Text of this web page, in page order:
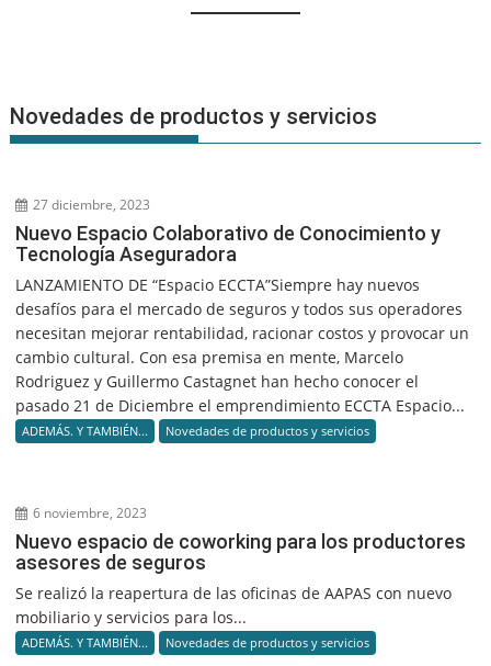
Novedades de productos y servicios
27 diciembre, 2023
Nuevo Espacio Colaborativo de Conocimiento y
Tecnología Aseguradora
LANZAMIENTO DE “Espacio ECCTA”Siempre hay nuevos
desafíos para el mercado de seguros y todos sus operadores
necesitan mejorar rentabilidad, racionar costos y provocar un
cambio cultural. Con esa premisa en mente, Marcelo
Rodriguez y Guillermo Castagnet han hecho conocer el
pasado 21 de Diciembre el emprendimiento ECCTA Espacio...
ADEMÁS. Y TAMBIÉN... Novedades de productos y servicios
6 noviembre, 2023
Nuevo espacio de coworking para los productores
asesores de seguros
Se realizó la reapertura de las oficinas de AAPAS con nuevo
mobiliario y servicios para los...
ADEMÁS. Y TAMBIÉN... Novedades de productos y servicios